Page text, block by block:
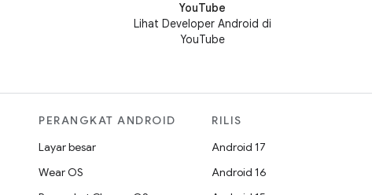
YouTube
Lihat Developer Android di
YouTube
PERANGKAT ANDROID
Layar besar
Wear OS
RILIS
Android 17
Android 16